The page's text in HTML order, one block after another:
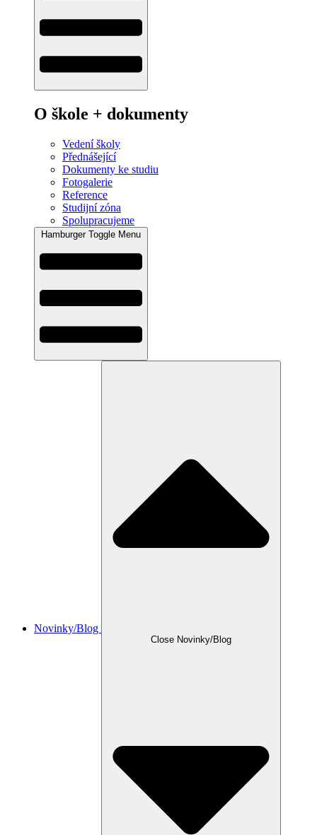
O škole + dokumenty
Vedení školy
Přednášející
Dokumenty ke studiu
Fotogalerie
Reference
Studijní zóna
Spolupracujeme
Hamburger Toggle Menu
Novinky/Blog
Close Novinky/Blog